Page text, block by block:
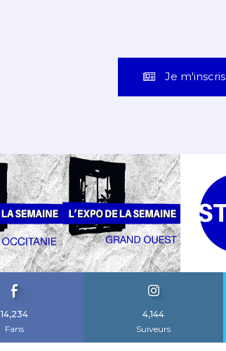
Je m'inscris
14,234
Fans
4,144
Suiveurs